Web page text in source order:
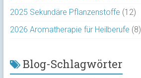
2025 Sekundäre Pflanzenstoffe (12)
2026 Aromatherapie für Heilberufe (8)
Blog-Schlagwörter